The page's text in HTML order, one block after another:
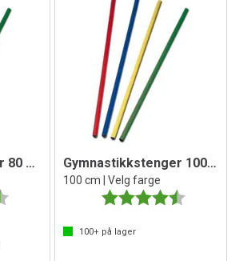
Gymnastikkstenger 80 cm
4.4 av 5 mulige
Gymnastikkstenger 100 cm
100 cm | Velg farge
Karakter:
100+på lager